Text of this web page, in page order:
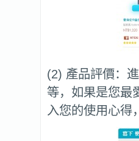
(2) 產品評價：
等，如果是您最
入您的使用心得